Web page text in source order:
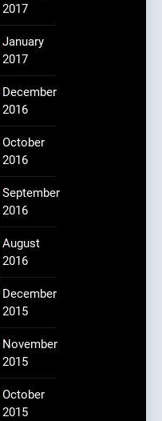
2017
January
2017
December
2016
October
2016
September
2016
August
2016
December
2015
November
2015
October
2015